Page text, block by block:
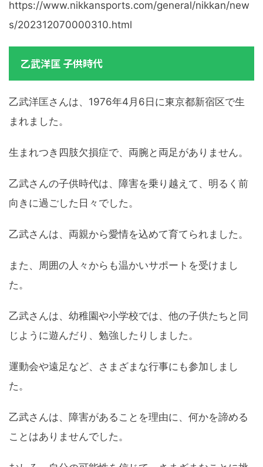
https://www.nikkansports.com/general/nikkan/new
s/202312070000310.html
乙武洋匡 子供時代
乙武洋匡さんは、1976年4月6日に東京都新宿区で生
まれました。
生まれつき四肢欠損症で、両腕と両足がありません。
乙武さんの子供時代は、障害を乗り越えて、明るく前
向きに過ごした日々でした。
乙武さんは、両親から愛情を込めて育てられました。
また、周囲の人々からも温かいサポートを受けまし
た。
乙武さんは、幼稚園や小学校では、他の子供たちと同
じように遊んだり、勉強したりしました。
運動会や遠足など、さまざまな行事にも参加しまし
た。
乙武さんは、障害があることを理由に、何かを諦める
ことはありませんでした。